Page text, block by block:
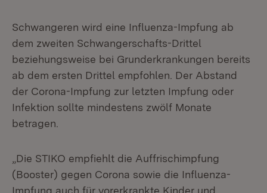
Schwangeren wird eine Influenza-Impfung ab
dem zweiten Schwangerschafts-Drittel
beziehungsweise bei Grunderkrankungen bereits
ab dem ersten Drittel empfohlen. Der Abstand
der Corona-Impfung zur letzten Impfung oder
Infektion sollte mindestens zwölf Monate
betragen.
„Die STIKO empfiehlt die Auffrischimpfung
(Booster) gegen Corona sowie die Influenza-
Impfung auch für vorerkrankte Kinder und